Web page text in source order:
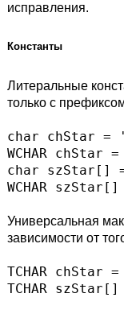
исправления.
Константы
Литеральные
только с
char chStar =
WCHAR
char szStar[]
Универсальная
зависимости от
TCHAR chStar